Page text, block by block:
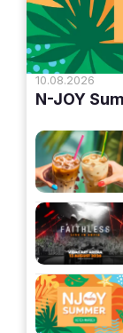
10.08.2026
N-JOY